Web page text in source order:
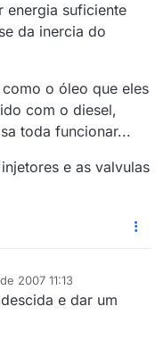
energia suficiente
da inercia do
o óleo que eles
com o diesel,
toda funcionar...
e as valvulas
2007 11:13
e dar um